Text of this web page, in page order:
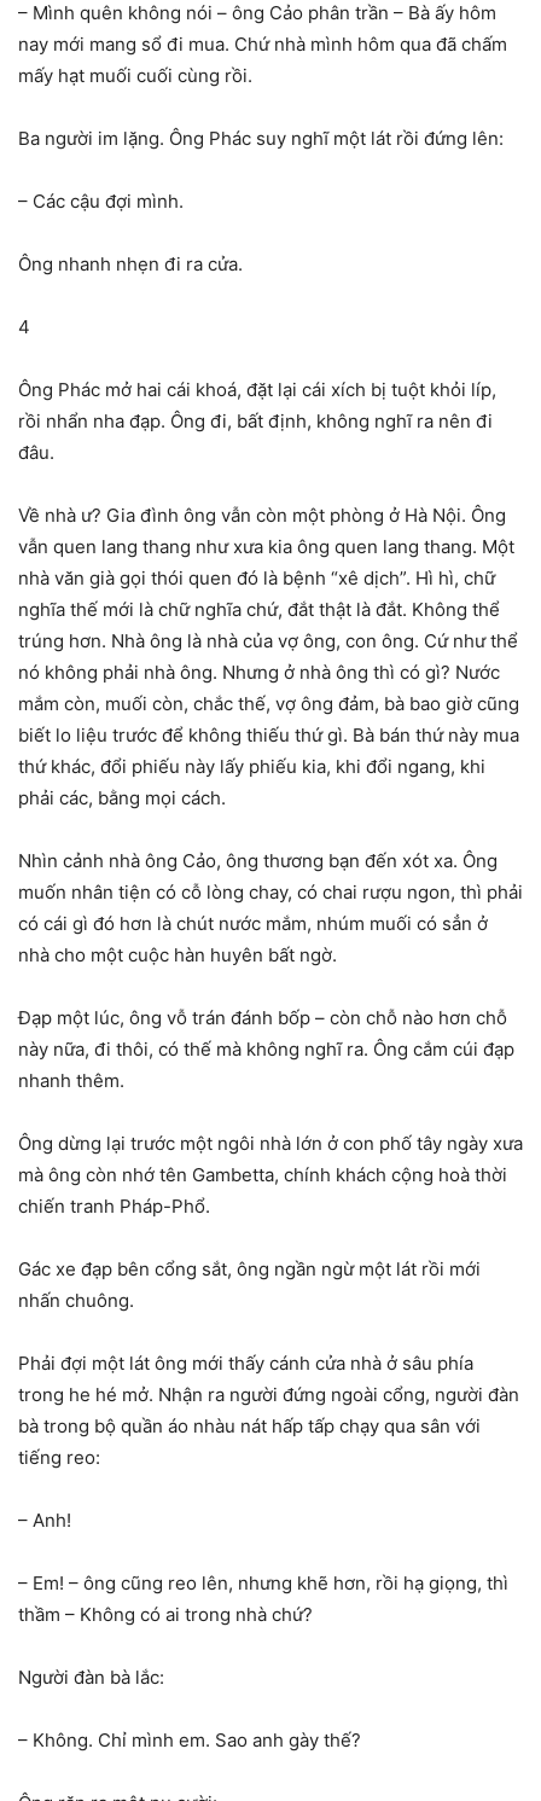
– Mình quên không nói – ông Cảo phân trần – Bà ấy hôm
nay mới mang sổ đi mua. Chứ nhà mình hôm qua đã chấm
mấy hạt muối cuối cùng rồi.
Ba người im lặng. Ông Phác suy nghĩ một lát rồi đứng lên:
– Các cậu đợi mình.
Ông nhanh nhẹn đi ra cửa.
4
Ông Phác mở hai cái khoá, đặt lại cái xích bị tuột khỏi líp,
rồi nhẩn nha đạp. Ông đi, bất định, không nghĩ ra nên đi
đâu.
Về nhà ư? Gia đình ông vẫn còn một phòng ở Hà Nội. Ông
vẫn quen lang thang như xưa kia ông quen lang thang. Một
nhà văn già gọi thói quen đó là bệnh “xê dịch”. Hì hì, chữ
nghĩa thế mới là chữ nghĩa chứ, đắt thật là đắt. Không thể
trúng hơn. Nhà ông là nhà của vợ ông, con ông. Cứ như thể
nó không phải nhà ông. Nhưng ở nhà ông thì có gì? Nước
mắm còn, muối còn, chắc thế, vợ ông đảm, bà bao giờ cũng
biết lo liệu trước để không thiếu thứ gì. Bà bán thứ này mua
thứ khác, đổi phiếu này lấy phiếu kia, khi đổi ngang, khi
phải các, bằng mọi cách.
Nhìn cảnh nhà ông Cảo, ông thương bạn đến xót xa. Ông
muốn nhân tiện có cỗ lòng chay, có chai rượu ngon, thì phải
có cái gì đó hơn là chút nước mắm, nhúm muối có sẳn ở
nhà cho một cuộc hàn huyên bất ngờ.
Đạp một lúc, ông vỗ trán đánh bốp – còn chỗ nào hơn chỗ
này nữa, đi thôi, có thế mà không nghĩ ra. Ông cắm cúi đạp
nhanh thêm.
Ông dừng lại trước một ngôi nhà lớn ở con phố tây ngày xưa
mà ông còn nhớ tên Gambetta, chính khách cộng hoà thời
chiến tranh Pháp-Phổ.
Gác xe đạp bên cổng sắt, ông ngần ngừ một lát rồi mới
nhấn chuông.
Phải đợi một lát ông mới thấy cánh cửa nhà ở sâu phía
trong he hé mở. Nhận ra người đứng ngoài cổng, người đàn
bà trong bộ quần áo nhàu nát hấp tấp chạy qua sân với
tiếng reo:
– Anh!
– Em! – ông cũng reo lên, nhưng khẽ hơn, rồi hạ giọng, thì
thầm – Không có ai trong nhà chứ?
Người đàn bà lắc:
– Không. Chỉ mình em. Sao anh gày thế?